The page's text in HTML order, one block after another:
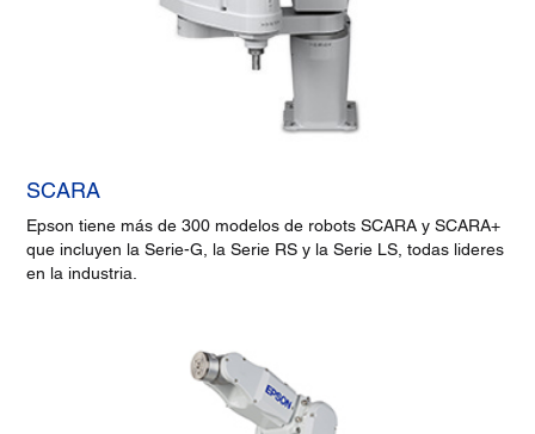
SCARA
Epson tiene más de 300 modelos de robots SCARA y SCARA+
que incluyen la Serie-G, la Serie RS y la Serie LS, todas lideres
en la industria.